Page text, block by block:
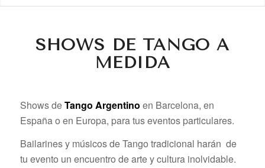
SHOWS DE TANGO A
MEDIDA
Shows deTango Argentino en Barcelona, en
España o en Europa, para tus eventos particulares.
Bailarines y músicos de Tango tradicional harán de
tu evento un encuentro de arte y cultura inolvidable.